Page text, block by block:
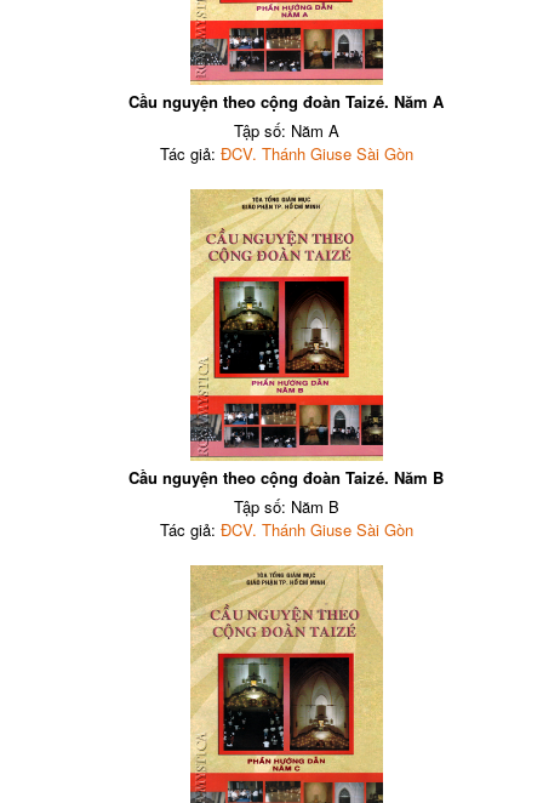
Cầu nguyện theo cộng đoàn Taizé. Năm A
Tập số: Năm A
Tác giả: ĐCV. Thánh Giuse Sài Gòn
Cầu nguyện theo cộng đoàn Taizé. Năm B
Tập số: Năm B
Tác giả: ĐCV. Thánh Giuse Sài Gòn